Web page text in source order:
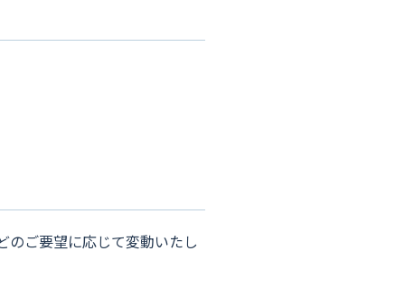
のご要望に応じて変動いたし